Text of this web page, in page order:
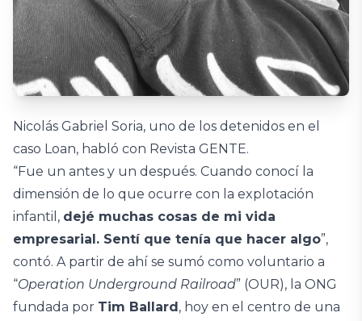
Nicolás Gabriel Soria, uno de los detenidos en el
caso Loan, habló con Revista GENTE.
“Fue un antes y un después. Cuando conocí la
dimensión de lo que ocurre con la explotación
infantil, dejé muchas cosas de mi vida
empresarial. Sentí que tenía que hacer algo”,
contó. A partir de ahí se sumó como voluntario a
“Operation Underground Railroad” (OUR), la ONG
fundada por Tim Ballard, hoy en el centro de una